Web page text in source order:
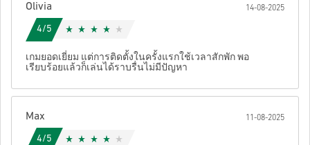
Olivia 14-08-2025
4/5
เกมยอดเยี่ยม แต่การติดตั้งในครั้งแรกใช้เวลาสักพัก พอ
เรียบร้อยแล้วก็เล่นได้ราบรื่นไม่มีปัญหา
Max 11-08-2025
4/5